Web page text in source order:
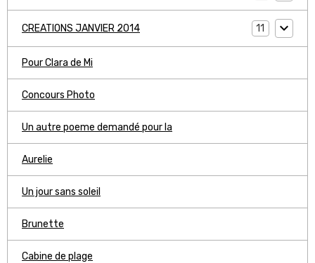
CREATIONS JANVIER 2014 11
Pour Clara de Mi
Concours Photo
Un autre poeme demandé pour la
Aurelie
Un jour sans soleil
Brunette
Cabine de plage